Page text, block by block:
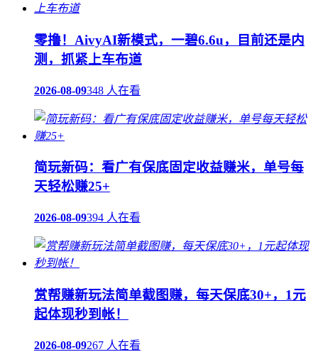
零撸！AivyAI新模式，一碧6.6u，目前还是内
测，抓紧上车布道
2026-08-09348 人在看
简玩新码：看广有保底固定收益赚米，单号每
天轻松赚25+
2026-08-09394 人在看
赏帮赚新玩法简单截图赚，每天保底30+，1元
起体现秒到帐！
2026-08-09267 人在看